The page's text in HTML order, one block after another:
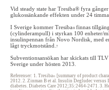
Vid steady state har Tresiba® fyra
glukossänkande effekten under 24
I Sverige kommer Tresiba® finnas
(cylinderampull) i styrkan 100 enheter/
insulinpennan från Novo Nordisk, med
lågt tryckmotstånd. 7
Subventionsansökan har skickats till
Sverige under hösten 2013.
Referenser: 1. Tresiba® [summary of product
2012. 2. Zinman B et al. Insulin Degludec
diabetes. Diabetes Care 2012;35:2464-2471. 3.